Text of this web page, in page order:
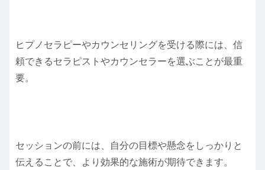
ヒプノセラピーやカウンセリングを受ける際には、信
頼できるセラピストやカウンセラーを選ぶことが最重
要。
セッションの前には、自分の目標や懸念をしっかりと
伝えることで、より効果的な施術が期待できます。